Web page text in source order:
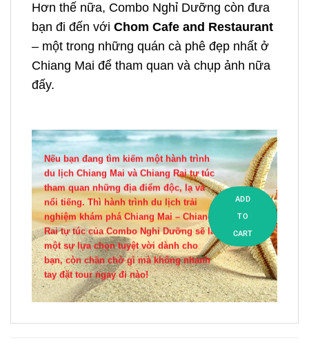
Hơn thế nữa, Combo Nghỉ Dưỡng còn đưa
bạn đi đến với Chom Cafe and Restaurant
– một trong những quán cà phê đẹp nhất ở
Chiang Mai để tham quan và chụp ảnh nữa
đấy.
Nếu bạn đang tìm kiếm một hành trình
du lịch Chiang Mai và Chiang Rai tự túc
tham quan những địa điểm độc, lạ và
nổi tiếng. Thì hành trình du lịch trải
nghiệm khám phá Chiang Mai – Chiang
Rai tự túc của Combo Nghỉ Dưỡng sẽ là
một sự lựa chọn tuyệt vời dành cho
bạn, còn chần chờ gì mà không nhanh
tay đặt tour ngay đi nào!
ADD
TO
CART